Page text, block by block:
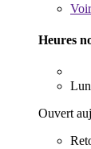
Voir
Heures
Ouvert